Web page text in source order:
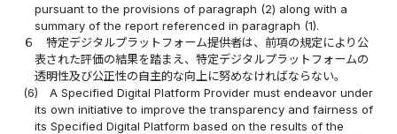
pursuant to the provisions of paragraph (2) along with a
summary of the report referenced in paragraph (1).
６
特定デジタルプラットフォーム提供者は、前項の規定により公
表された評価の結果を踏まえ、特定デジタルプラットフォームの
透明性及び公正性の自主的な向上に努めなければならない。
(6)
A Specified Digital Platform Provider must endeavor under
its own initiative to improve the transparency and fairness of
its Specified Digital Platform based on the results of the